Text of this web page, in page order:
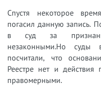
Спустя некоторое
погасил данную запись.
в суд за
незаконными.Но суды
посчитали, что
Реестре нет и действия
правомерными.